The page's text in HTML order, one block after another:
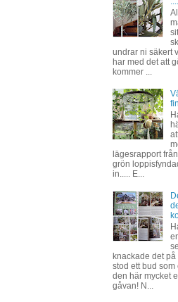
undrar ni säkert
har med det att
kommer ...
lägesrapport
grön
in..... E...
knackade det
stod ett bud
den här mycket
gåvan! N...